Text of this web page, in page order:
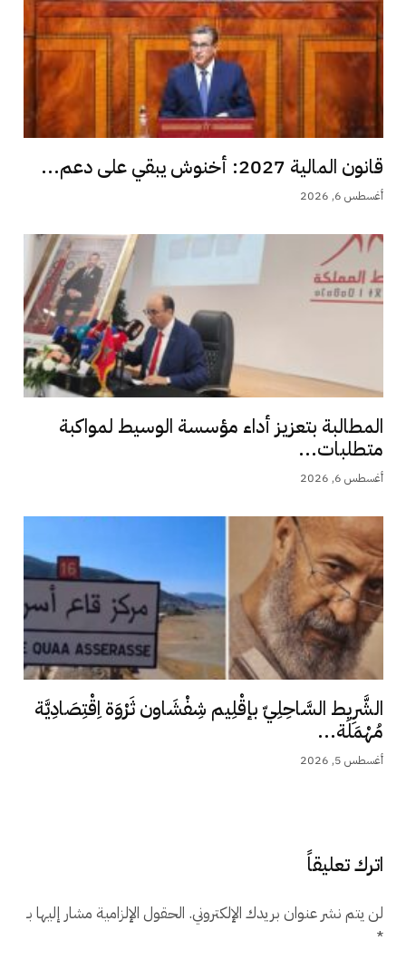
قانون المالية 2027: أخنوش يبقي على دعم...
أغسطس 6, 2026
المطالبة بتعزيز أداء مؤسسة الوسيط لمواكبة
متطلبات...
أغسطس 6, 2026
الشَّرِيط السَّاحِلِيّ بإقْلِيم شِفْشَاون ثَرْوَة اِقْتِصَادِيَّة
مُهْمَلَة...
أغسطس 5, 2026
اترك تعليقاً
لن يتم نشر عنوان بريدك الإلكتروني. الحقول الإلزامية مشار إليها بـ
*